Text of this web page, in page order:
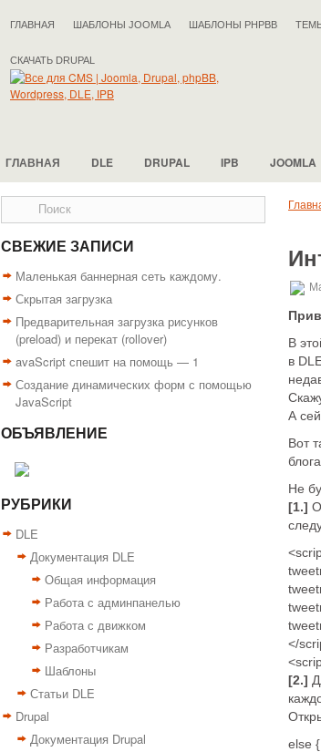
ГЛАВНАЯ ШАБЛОНЫ JOOMLA ШАБЛОНЫ PHPBB
СКАЧАТЬ DRUPAL
ГЛАВНАЯ DLE DRUPAL IPB JOOMLA
СВЕЖИЕ ЗАПИСИ
Маленькая баннерная сеть каждому.
Скрытая загрузка
Предварительная загрузка рисунков
(preload) и перекат (rollover)
avaScript спешит на помощь — 1
Создание динамических форм с помощью
JavaScript
ОБЪЯВЛЕНИЕ
РУБРИКИ
DLE
Документация DLE
Общая информация
Работа с админпанелью
Работа с движком
Разработчикам
Шаблоны
Статьи DLE
Drupal
Документация Drupal
В
в
А
Вот
блога.
Не
[1.]
</
[2.]
else {